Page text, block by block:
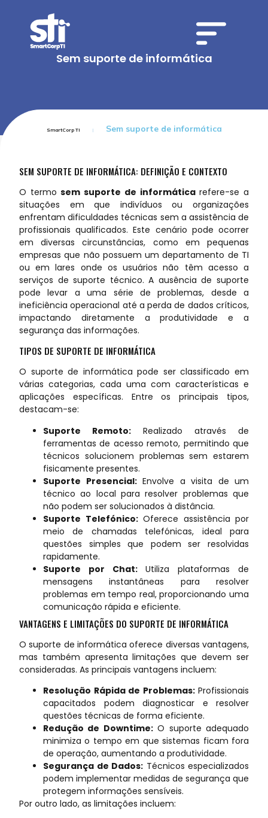
Sem suporte de informática
SmartCorp TI Sem suporte de informática
SEM SUPORTE DE INFORMÁTICA: DEFINIÇÃO E CONTEXTO
O termosem suporte de informáticarefere-se a
situações em que indivíduos ou organizações
enfrentam dificuldades técnicas sem a assistência de
profissionais qualificados. Este cenário pode ocorrer
em diversas circunstâncias, como em pequenas
empresas que não possuem um departamento de TI
ou em lares onde os usuários não têm acesso a
serviços de suporte técnico. A ausência de suporte
pode levar a uma série de problemas, desde a
ineficiência operacional até a perda de dados críticos,
impactando diretamente a produtividade e a
segurança das informações.
TIPOS DE SUPORTE DE INFORMÁTICA
O suporte de informática pode ser classificado em
várias categorias, cada uma com características e
aplicações específicas. Entre os principais tipos,
destacam-se:
Suporte Remoto: Realizado através de
ferramentas de acesso remoto, permitindo que
técnicos solucionem problemas sem estarem
fisicamente presentes.
Suporte Presencial:Envolve a visita de um
técnico ao local para resolver problemas que
não podem ser solucionados à distância.
Suporte Telefónico:Oferece assistência por
meio de chamadas telefónicas, ideal para
questões simples que podem ser resolvidas
rapidamente.
Suporte por Chat:Utiliza plataformas de
mensagens instantâneas para resolver
problemas em tempo real, proporcionando uma
comunicação rápida e eficiente.
VANTAGENS E LIMITAÇÕES DO SUPORTE DE INFORMÁTICA
O suporte de informática oferece diversas vantagens,
mas também apresenta limitações que devem ser
consideradas. As principais vantagens incluem:
Resolução Rápida de Problemas:Profissionais
capacitados podem diagnosticar e resolver
questões técnicas de forma eficiente.
Redução de Downtime:O suporte adequado
minimiza o tempo em que sistemas ficam fora
de operação, aumentando a produtividade.
Segurança de Dados: Técnicos especializados
podem implementar medidas de segurança que
protegem informações sensíveis.
Por outro lado, as limitações incluem: